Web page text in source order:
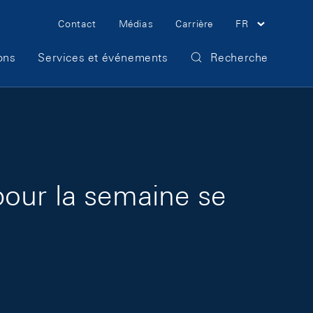
Meta Navigation
Contact Médias Carrière FR
Services et événements Recherche
la semaine se